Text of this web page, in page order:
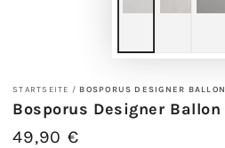
STARTSEITE / BOSPORUS DESIGNER BALLON
Bosporus Designer Ballon
Regulärer
49,90 €